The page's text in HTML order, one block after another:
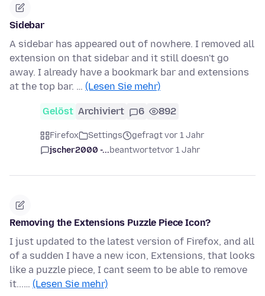
Sidebar
A sidebar has appeared out of nowhere. I removed all
extension on that sidebar and it still doesn't go
away. I already have a bookmark bar and extensions
at the top bar. … (Lesen Sie mehr)
Gelöst Archiviert 6 892
Firefox Settings
gefragt vor 1 Jahr
jscher2000 -...beantwortetvor 1 Jahr
Removing the Extensions Puzzle Piece Icon?
I just updated to the latest version of Firefox, and all
of a sudden I have a new icon, Extensions, that looks
like a puzzle piece, I cant seem to be able to remove
it...… (Lesen Sie mehr)